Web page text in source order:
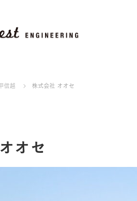
信越 株式会社 オオセ
オセ